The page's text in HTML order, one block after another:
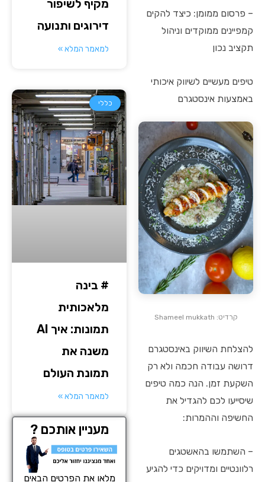
– פרסום ממומן: כיצד להקים
קמפיינים ממוקדים וניהול
תקציב נכון
טיפים מעשיים לשיווק איכותי
באמצעות אינסטגרם
קרדיט: Shameel mukkath
להצלחת השיווק באינסטגרם
דרושה עבודה חכמה ולא רק
השקעת זמן. הנה כמה טיפים
שיסייעו לכם להגדיל את
החשיפה וההמרות:
– השתמשו בהאשטגים
רלוונטיים ומדויקים כדי להגיע
מקיף לשיפור
דירוגים ותנועה
למאמר המלא »
כללי
# בינה
מלאכותית
תמונות: איך AI
משנה את
תמונת העולם
למאמר המלא »
מעניין אותכם ?
מלאו את הפרטים הבאים